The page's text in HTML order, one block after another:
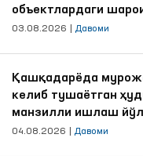
объектлардаги
яхшиланди
03.08.2026 Давоми
Қашқадарёда
келиб тушаётган
манзилли ишлаш
04.08.2026 Давоми